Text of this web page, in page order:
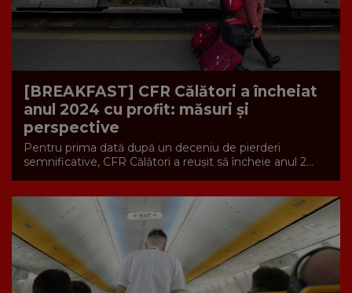
[BREAKFAST] CFR Călători a încheiat
anul 2024 cu profit: măsuri și
perspective
Pentru prima dată după un deceniu de pierderi
semnificative, CFR Călători a reușit să încheie anul 2...